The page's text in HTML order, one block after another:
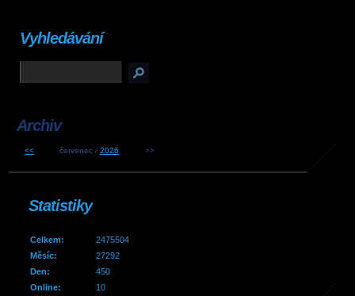
Vyhledávání
Archiv
<< červenec /2026 >>
Statistiky
Online: 10
Celkem:
2475504
Měsíc:
27292
Den:
450